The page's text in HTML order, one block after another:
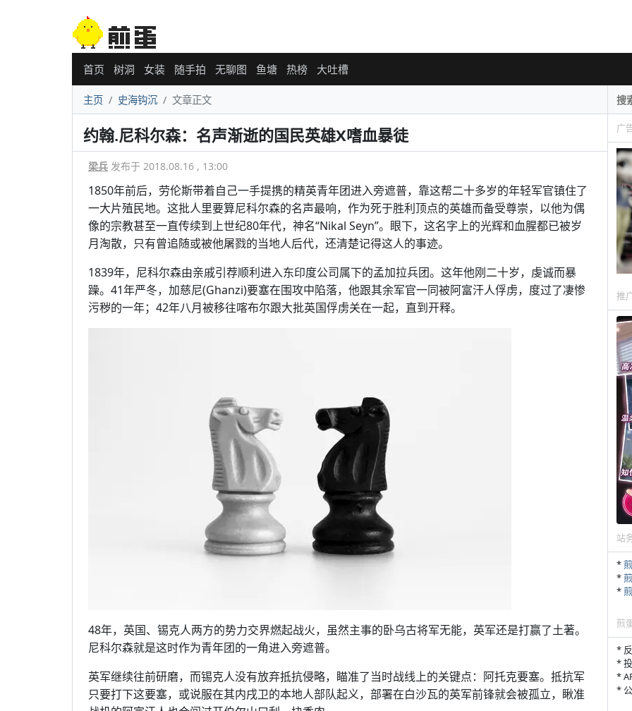
首页 树洞 女装 随手拍 无聊图 鱼塘 热榜 大吐槽
主页 史海钩沉 文章正文
约翰.尼科尔森：名声渐逝的国民英雄X嗜血暴徒
梁兵 发布于 2018.08.16 , 13:00
1850年前后，劳伦斯带着自己一手提携的精英青年团进入旁遮普，靠这帮二十多岁的年轻军官镇住了
一大片殖民地。这批人里要算尼科尔森的名声最响，作为死于胜利顶点的英雄而备受尊崇，以他为偶
像的宗教甚至一直传续到上世纪80年代，神名“Nikal Seyn”。眼下，这名字上的光辉和血腥都已被岁
月淘散，只有曾追随或被他屠戮的当地人后代，还清楚记得这人的事迹。
1839年，尼科尔森由亲戚引荐顺利进入东印度公司属下的孟加拉兵团。这年他刚二十岁，虔诚而暴
躁。41年严冬，加慈尼(Ghanzi)要塞在围攻中陷落，他跟其余军官一同被阿富汗人俘虏，度过了凄惨
污秽的一年；42年八月被移往喀布尔跟大批英国俘虏关在一起，直到开释。
48年，英国、锡克人两方的势力交界燃起战火，虽然主事的卧乌古将军无能，英军还是打赢了土著。
尼科尔森就是这时作为青年团的一角进入旁遮普。
英军继续往前研磨，而锡克人没有放弃抵抗侵略，瞄准了当时战线上的关键点：阿托克要塞。抵抗军
只要打下这要塞，或说服在其内戌卫的本地人部队起义，部署在白沙瓦的英军前锋就会被孤立，瞅准
广
推
站
*
*
*
煎
*
*
*
*